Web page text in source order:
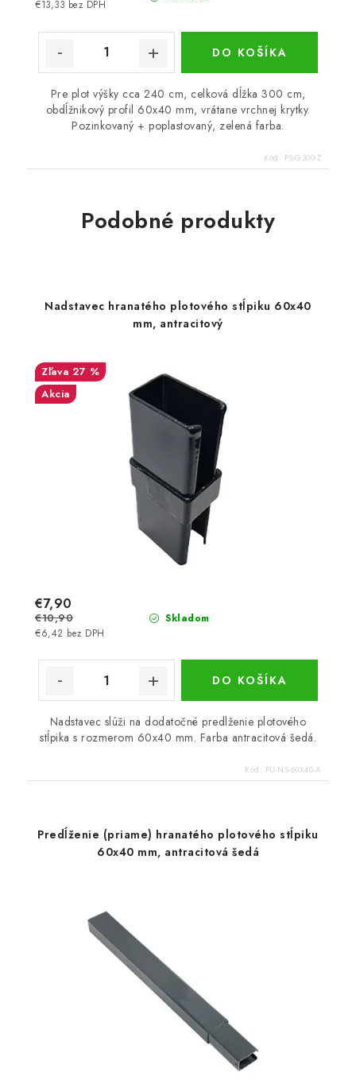
€13,33 bez DPH
DO KOŠÍKA
Pre plot výšky cca 240 cm, celková dĺžka 300 cm,
obdĺžnikový profil 60x40 mm, vrátane vrchnej krytky.
Pozinkovaný + poplastovaný, zelená farba.
Kód: PS-G300-Z
Podobné produkty
Nadstavec hranatého plotového stĺpiku 60x40
mm, antracitový
27 %
Akcia
Skladom
€6,42 bez DPH
€7,90
€10,90
DO KOŠÍKA
Nadstavec slúži na dodatočné predlženie plotového
stĺpika s rozmerom 60x40 mm. Farba antracitová šedá.
Kód: PU-NS-60X40-A
Predĺženie (priame) hranatého plotového stĺpiku
60x40 mm, antracitová šedá